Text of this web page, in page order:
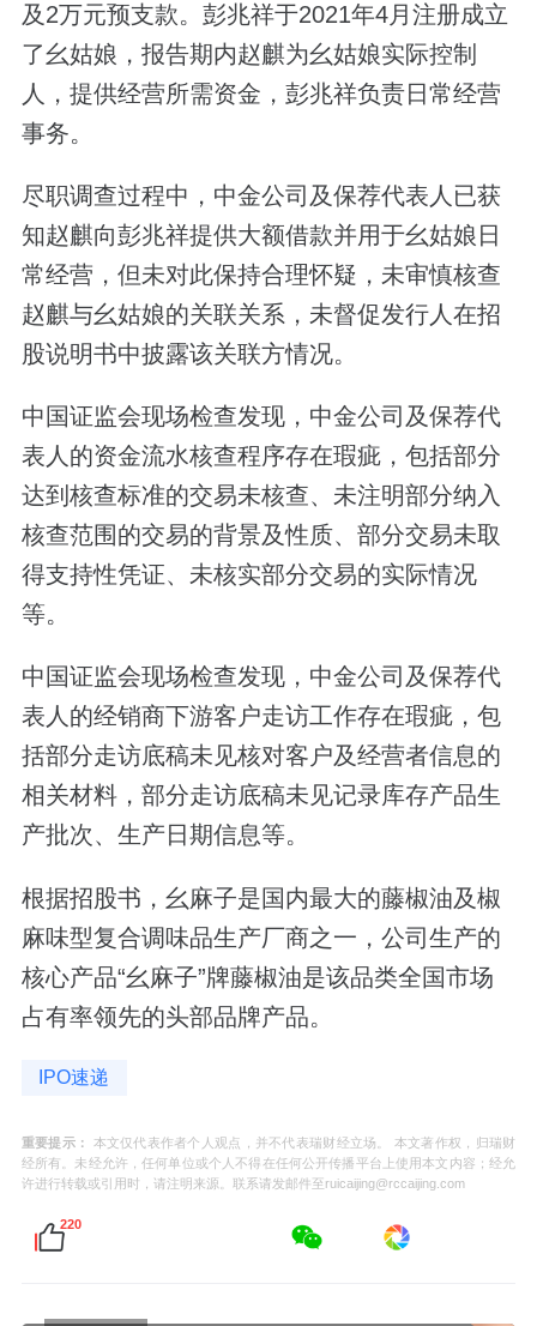
及2万元预支款。彭兆祥于2021年4月注册成立
了幺姑娘，报告期内赵麒为幺姑娘实际控制
人，提供经营所需资金，彭兆祥负责日常经营
事务。
尽职调查过程中，中金公司及保荐代表人已获
知赵麒向彭兆祥提供大额借款并用于幺姑娘日
常经营，但未对此保持合理怀疑，未审慎核查
赵麒与幺姑娘的关联关系，未督促发行人在招
股说明书中披露该关联方情况。
中国证监会现场检查发现，中金公司及保荐代
表人的资金流水核查程序存在瑕疵，包括部分
达到核查标准的交易未核查、未注明部分纳入
核查范围的交易的背景及性质、部分交易未取
得支持性凭证、未核实部分交易的实际情况
等。
中国证监会现场检查发现，中金公司及保荐代
表人的经销商下游客户走访工作存在瑕疵，包
括部分走访底稿未见核对客户及经营者信息的
相关材料，部分走访底稿未见记录库存产品生
产批次、生产日期信息等。
根据招股书，幺麻子是国内最大的藤椒油及椒
麻味型复合调味品生产厂商之一，公司生产的
核心产品“幺麻子”牌藤椒油是该品类全国市场
占有率领先的头部品牌产品。
IPO速递
重要提示：
本文仅代表作者个人观点，并不代表瑞财经立场。 本文著作权，归瑞财
经所有。未经允许，任何单位或个人不得在任何公开传播平台上使用本文内容；经允
许进行转载或引用时，请注明来源。联系请发邮件至ruicaijing@rccaijing.com
220